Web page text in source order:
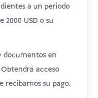
a un periodo
2000 USD o su
documentos en
acceso
recibamos su pago.